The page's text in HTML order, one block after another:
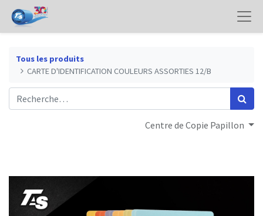
Tous les produits
CARTE D'IDENTIFICATION COULEURS ASSORTIES 12/B
Centre de Copie Papillon